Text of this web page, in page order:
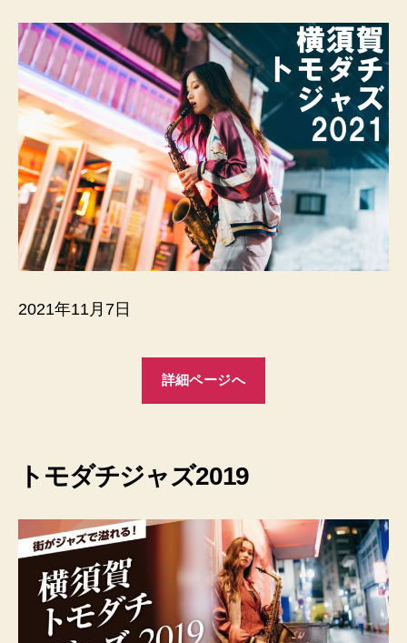
2021年11月7日
詳細ページへ
トモダチジャズ2019